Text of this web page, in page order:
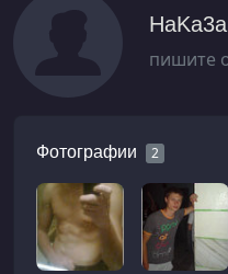
пишите
Фотографии 2